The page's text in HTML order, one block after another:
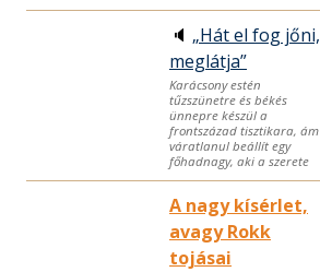
🔈 „Hát el fog jőni,
meglátja”
Karácsony estén
tűzszünetre és békés
ünnepre készül a
frontszázad tisztikara, ám
váratlanul beállít egy
főhadnagy, aki a szerete
A nagy kísérlet,
avagy Rokk
tojásai